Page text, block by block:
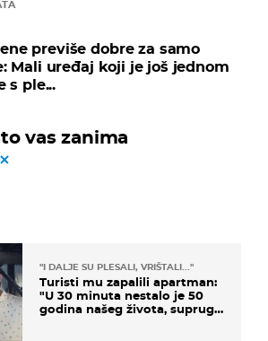
previše dobre za samo
Mali uređaj koji je još jednom
s ple...
vas zanima
"I DALJE SU PLESALI, VRIŠTALI..."
Turisti mu zapalili apartman:
"U 30 minuta nestalo je 50
godina našeg života, supruga